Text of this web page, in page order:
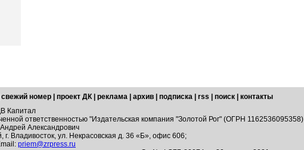
свежий номер проект ДК реклама архив подписка rss поиск
контакты
Капитал
ответственностью "Издательская компания "Золотой Рог" (ОГРН 1162536095358)
Александрович
Владивосток, ул. Некрасовская д. 36 «Б», офис 606;
priem@zrpress.ru